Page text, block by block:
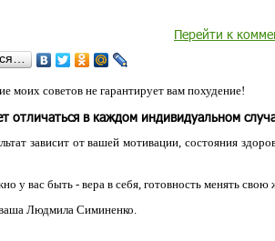
Перейти к
моих советов не гарантирует вам похудение!
отличаться в каждом индивидуальном
зависит от вашей мотивации, состояния
у вас быть - вера в себя, готовность менять
Людмила Симиненко.